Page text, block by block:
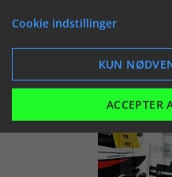
Cookie indstillinger
KUN
ACCEPTER